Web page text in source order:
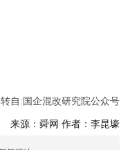
转自:国企混改研究院公众号
来源： 舜网 作者：李昆壕